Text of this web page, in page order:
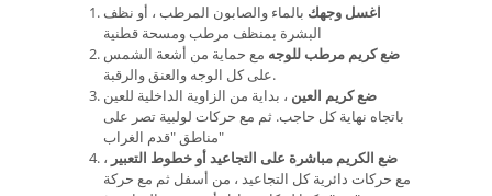
اغسل وجهك بالماء والصابون المرطب ، أو نظف
البشرة بمنظف مرطب ومسحة قطنية
ضع كريم مرطب للوجه مع حماية من أشعة الشمس
على كل الوجه والعنق والرقبة.
ضع كريم العين ، بداية من الزاوية الداخلية للعين
باتجاه نهاية كل حاجب. ثم مع حركات لولبية تصر على
مناطق "قدم الغراب"
ضع الكريم مباشرة على التجاعيد أو خطوط التعبير ،
مع حركات دائرية كل التجاعيد ، من أسفل ثم مع حركة